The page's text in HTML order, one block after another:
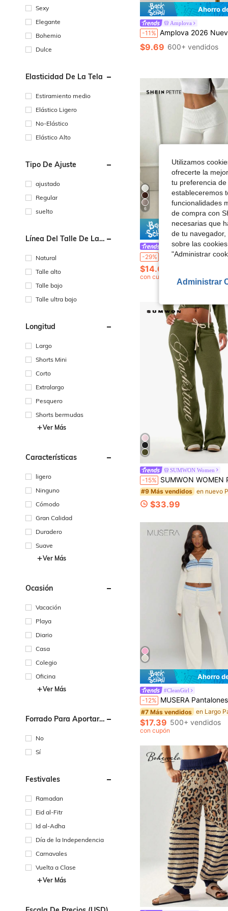
Sexy
Elegante
Bohemio
Dulce
Elasticidad De La Tela
Estiramiento medio
Elástico Ligero
No-Elástico
Elástico Alto
Tipo De Ajuste
ajustado
Regular
suelto
Línea Del Talle De La
Natural
Talle alto
Talle bajo
Talle ultra bajo
Longitud
Largo
Shorts Mini
Corto
Extralargo
Pesquero
Shorts bermudas
Ver Más
Características
ligero
Ninguno
Cómodo
Gran Calidad
Duradero
Suave
Ver Más
Ocasión
Vacación
Playa
Diario
Casa
Colegio
Oficina
Ver Más
Forrado Para Aportar
No
Sí
Festivales
Ramadan
Eid al-Fitr
Id al-Adha
Día de la Independencia
Carnavales
Vuelta a Clase
Ver Más
Ahorro
Amplova
-11% Amplova 2026 Nuevos shorts mini de punto de colores de
$9.69 600+ vendidos
6
Ahorro
SHEIN PETITE
-29% SHEIN PETITE Pantalones acampanados blancos albaricoque,Leggings de yoga de punto con cintura ajustada y campana,estilo casual elegante de invierno,Pantalones deportivos
$14.63
con cupón
SUMWON Women
-15% SUMWON WOMEN Pantalones de punto de pierna ancha con estampado de logotipo en letra cursiva, cintura de tiro bajo con cordón, silueta
#9 Más vendidos
$33.99
Ahorro
#CleanGirl
-12% MUSERA Pantalones de punto ligeros de pierna ancha con cintura de cordón de contraste de talle bajo, elegantes para vacaciones en la playa, aeropuerto,
#7 Más vendidos
¡Casi agotado!
#7 Más vendidos
¡Casi agotado!
#7 Más vendidos
¡Casi agotado!
#7 Más vendidos
¡Casi agotado!
$17.39 500+ vendidos
con cupón
Utilizamos
ofrecerte la
tu preferencia
estableceremos
funcionalidades
de compra con
necesarias que
de tu
sobre las
"Administrar
Administrar